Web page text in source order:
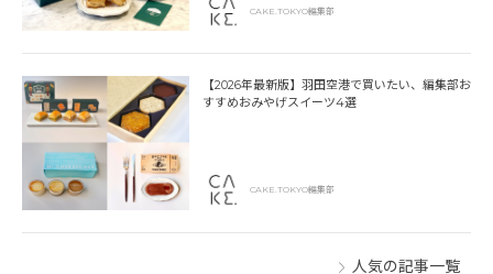
CAKE.TOKYO編集部
【2026年最新版】羽田空港で買いたい、編集部お
すすめおみやげスイーツ4選
CAKE.TOKYO編集部
人気の記事一覧